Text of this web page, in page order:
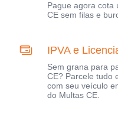
Pague agora cota
CE sem filas e
IPVA e
Sem grana para
CE? Parcele tudo
com seu veículo
do Multas CE.